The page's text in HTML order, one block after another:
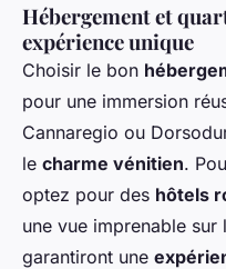
Hébergement et
expérience unique
Choisir le bon
pour une immersion
Cannaregio ou
le charme vénitien.
optez pour des hôtels
une vue imprenable sur
garantiront une